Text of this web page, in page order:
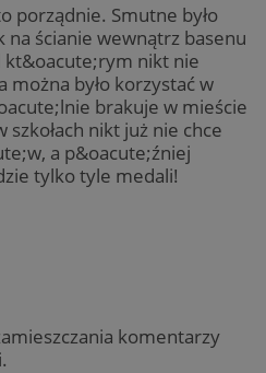
porządnie. Smutne było
na ścianie wewnątrz basenu
kt&oacute;rym nikt nie
można było korzystać w
brakuje w mieście
nikt już nie chce
a p&oacute;źniej
tylko tyle medali!
komentarzy